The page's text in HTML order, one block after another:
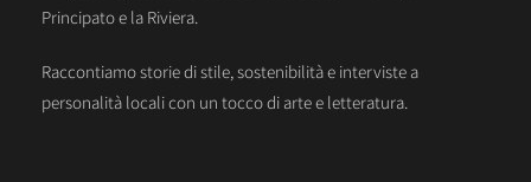
Principato e la Riviera.
Raccontiamo storie di stile, sostenibilità e interviste a
personalità locali con un tocco di arte e letteratura.